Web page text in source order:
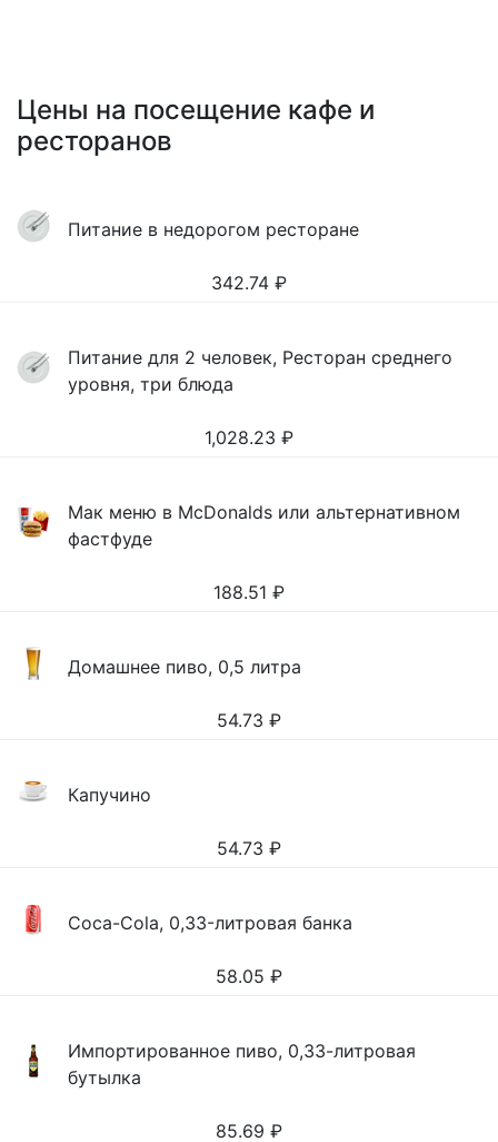
Цены на посещение кафе и
ресторанов
Питание в недорогом ресторане
342.74 ₽
Питание для 2 человек, Ресторан среднего
уровня, три блюда
1,028.23 ₽
Мак меню в McDonalds или альтернативном
фастфуде
188.51 ₽
Домашнее пиво, 0,5 литра
54.73 ₽
Капучино
54.73 ₽
Coca-Cola, 0,33-литровая банка
58.05 ₽
Импортированное пиво, 0,33-литровая
бутылка
85.69 ₽